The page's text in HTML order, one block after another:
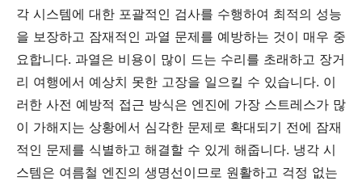
각 시스템에 대한 포괄적인 검사를 수행하여 최적의 성능
을 보장하고 잠재적인 과열 문제를 예방하는 것이 매우 중
요합니다. 과열은 비용이 많이 드는 수리를 초래하고 장거
리 여행에서 예상치 못한 고장을 일으킬 수 있습니다. 이
러한 사전 예방적 접근 방식은 엔진에 가장 스트레스가 많
이 가해지는 상황에서 심각한 문제로 확대되기 전에 잠재
적인 문제를 식별하고 해결할 수 있게 해줍니다. 냉각 시
스템은 여름철 엔진의 생명선이므로 원활하고 걱정 없는